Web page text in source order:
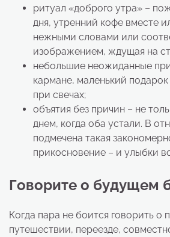
ритуал «доброго утра» –
дня, утренний кофе вместе
нежными словами или
изображением, ждущая на
небольшие неожиданные
кармане, маленький
при свечах;
объятия без причин – не
днем, когда оба устали. В
подмечена такая
прикосновение – и улыбки
Говорите о будущем
Когда пара не боится говорить о
путешествии, переезде,